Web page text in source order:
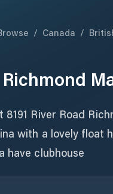
/ Canada /
Richmond
River Road
with a lovely float
have clubhouse